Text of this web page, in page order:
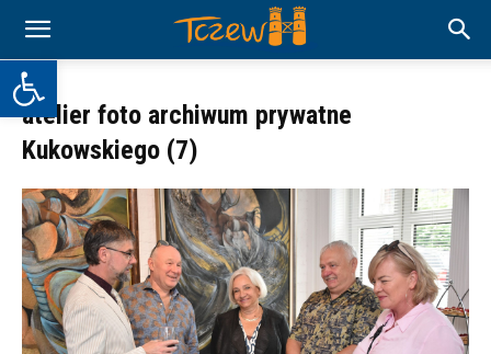
Otwórz pasek narzędzi
atelier foto archiwum prywatne
Kukowskiego (7)